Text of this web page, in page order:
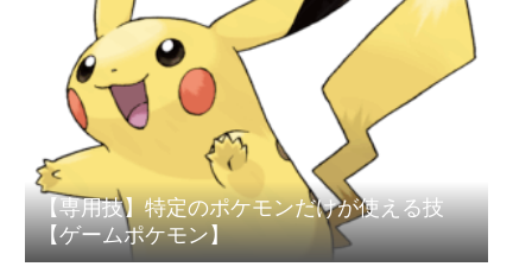
【専用技】特定のポケモンだけが使える技
【ゲームポケモン】